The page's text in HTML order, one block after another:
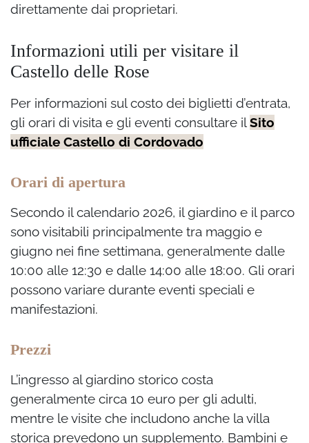
direttamente dai proprietari.
Informazioni utili per visitare il
Castello delle Rose
Per informazioni sul costo dei biglietti d’entrata,
gli orari di visita e gli eventi consultare ilSito
ufficiale Castello di Cordovado
Orari di apertura
Secondo il calendario 2026, il giardino e il parco
sono visitabili principalmente tra maggio e
giugno nei fine settimana, generalmente dalle
10:00 alle 12:30 e dalle 14:00 alle 18:00. Gli orari
possono variare durante eventi speciali e
manifestazioni.
Prezzi
L’ingresso al giardino storico costa
generalmente circa 10 euro per gli adulti,
mentre le visite che includono anche la villa
storica prevedono un supplemento. Bambini e